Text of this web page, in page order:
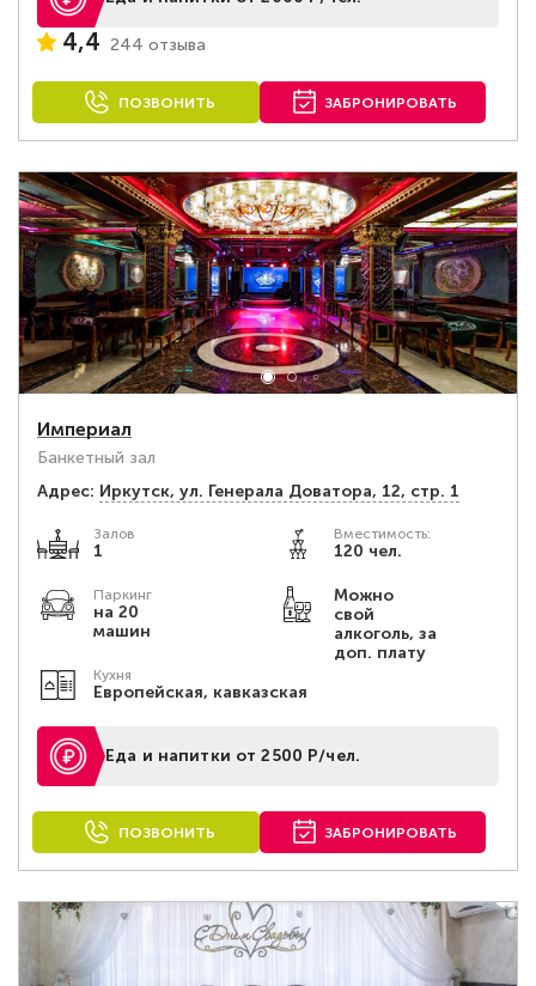
4,4 244 отзыва
ПОЗВОНИТЬ ЗАБРОНИРОВАТЬ
Империал
Банкетный зал
Адрес: Иркутск, ул. Генерала Доватора, 12, стр. 1
Залов
1
Вместимость:
120 чел.
Паркинг
на 20
машин
Можно
свой
алкоголь, за
доп. плату
Кухня
Европейская, кавказская
Еда и напитки от 2500 Р/чел.
ПОЗВОНИТЬ ЗАБРОНИРОВАТЬ